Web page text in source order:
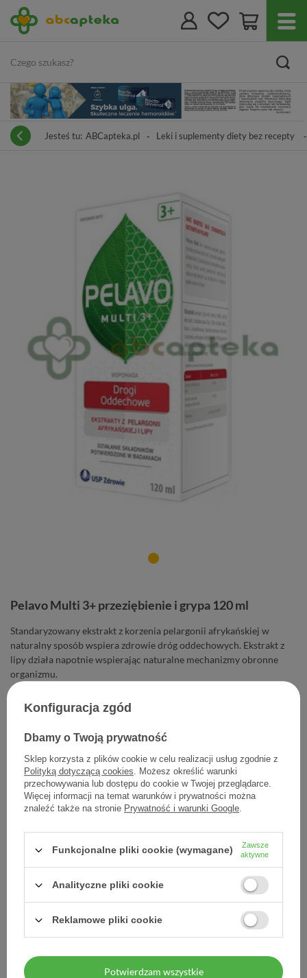
Jesteś tu: ABCapteka.pl Leki i suplementy diety bez recepty
Pelavo Multi 3+ przeziębienie i grypa 120 ml
Standaryzowany ekstrakt z korzenia pelargonii afrykańskiej w
naturalny sposób wspiera zdrowie dróg oddechowych. Ekstrakt z
lipy działa napotnie wspierając naturalne mechanizmy obronne
organizmu.
32,68 zł
Cena jednostkowa 0,27 zł / szt.
- + Dodaj do koszyka
Dodaj do listy zakupowej
Producent:USP ZDROWIE SP. Z O.O.
Kod produktu:5907377133940
DARMOWA DOSTAWA
Konfiguracja zgód
Dbamy o Twoją prywatność
Sklep korzysta z plików cookie w celu realizacji usług zgodnie z
Polityką dotyczącą cookies. Możesz określić warunki
przechowywania lub dostępu do cookie w Twojej przeglądarce.
Więcej informacji na temat warunków i prywatności można
znaleźć także na stronie Prywatność i warunki Google.
Funkcjonalne pliki cookie (wymagane)
Zawsze
aktywne
Analityczne pliki cookie
Reklamowe pliki cookie
Potwierdzam wszystkie